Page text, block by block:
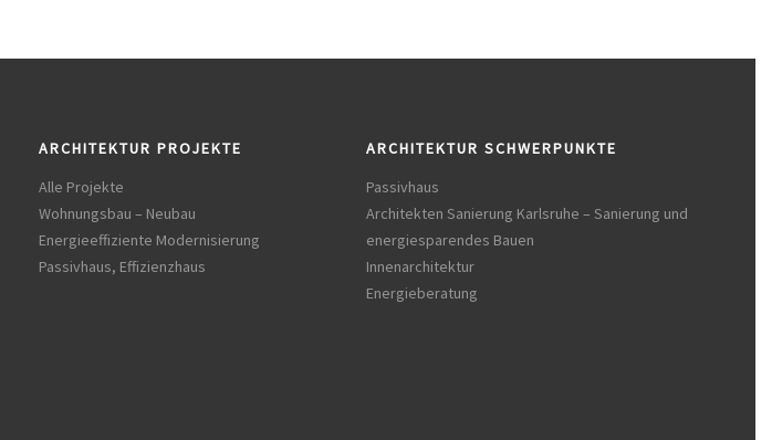
ARCHITEKTUR PROJEKTE
Alle Projekte
Wohnungsbau – Neubau
Energieeffiziente Modernisierung
Passivhaus, Effizienzhaus
ARCHITEKTUR SCHWERPUNKTE
Passivhaus
Architekten Sanierung Karlsruhe – Sanierung und
energiesparendes Bauen
Innenarchitektur
Energieberatung